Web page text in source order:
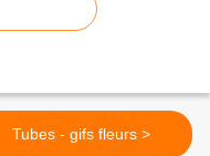
Tubes - gifs fleurs >